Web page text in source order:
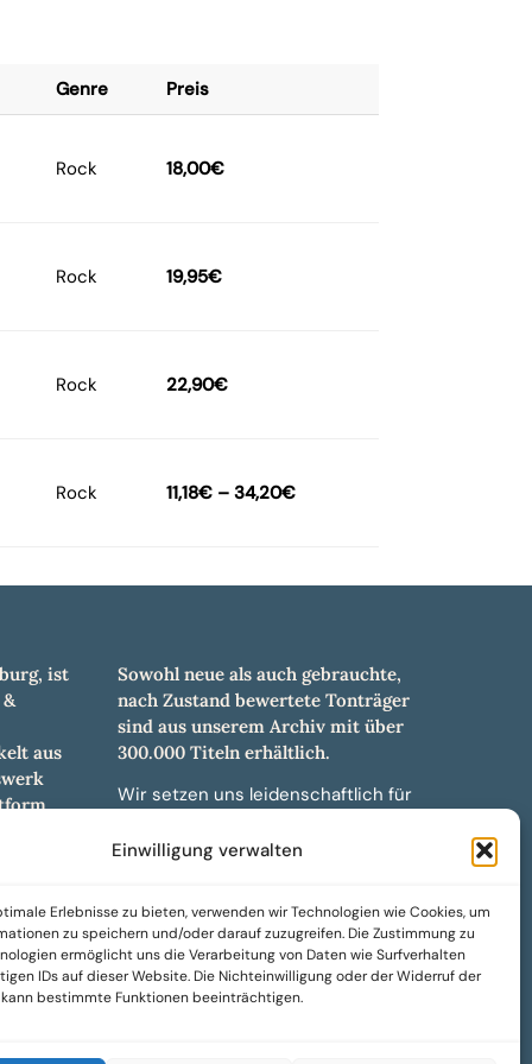
Einwilligung verwalten
Erlebnisse zu bieten, verwenden wir Technologien wie Cookies, um
zu speichern und/oder darauf zuzugreifen. Die Zustimmung zu
ermöglicht uns die Verarbeitung von Daten wie Surfverhalten
IDs auf dieser Website. Die Nichteinwilligung oder der Widerruf der
bestimmte Funktionen beeinträchtigen.
Genre Preis
Rock 18,00€
Rock 19,95€
Rock 22,90€
Rock 11,18€ – 34,20€
ist
aus
Sowohl neue als auch gebrauchte,
nach Zustand bewertete Tonträger
sind aus unserem Archiv mit über
300.000 Titeln erhältlich.
Wir setzen uns leidenschaftlich für
und bieten hochwertige,
Musikindustrie.
SoulPeddler Mailorder, Records &
Vinyl Production – DUBOX –